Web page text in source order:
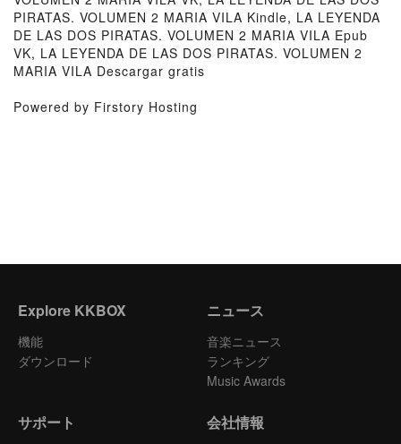
PIRATAS. VOLUMEN 2 MARIA VILA Kindle, LA LEYENDA
DE LAS DOS PIRATAS. VOLUMEN 2 MARIA VILA Epub
VK, LA LEYENDA DE LAS DOS PIRATAS. VOLUMEN 2
MARIA VILA Descargar gratis
Powered by Firstory Hosting
Explore KKBOX
機能
ダウンロード
ニュース
音楽ニュース
ランキング
Music Awards
サポート 会社情報